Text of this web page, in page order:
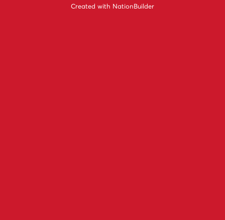
Created with NationBuilder